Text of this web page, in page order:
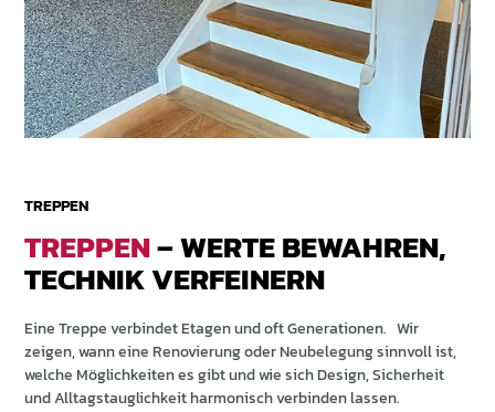
TREPPEN
TREPPEN– WERTE BEWAHREN,
TECHNIK VERFEINERN
Eine Treppe verbindet Etagen und oft Generationen. Wir
zeigen, wann eine Renovierung oder Neubelegung sinnvoll ist,
welche Möglichkeiten es gibt und wie sich Design, Sicherheit
und Alltagstauglichkeit harmonisch verbinden lassen.